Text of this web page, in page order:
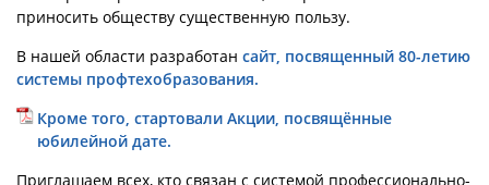
приносить обществу существенную пользу.
В нашей области разработан сайт, посвященный 80-летию
системы профтехобразования.
Кроме того, стартовали Акции, посвящённые
юбилейной дате.
Приглашаем всех, кто связан с системой профессионально-